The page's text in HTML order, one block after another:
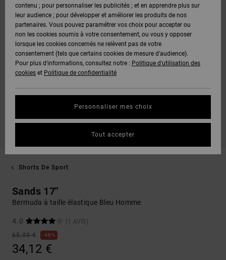
Shorts De Sport
Sands 17"
Bermuda à taille élastique Bleu Homme
4.0
(1 AVIS)
65,00 €
48%
34,12 €
contenu ; pour personnaliser les publicités ; et en apprendre plus sur
leur audience ; pour développer et améliorer les produits de nos
partenaires. Vous pouvez paramétrer vos choix pour accepter ou
non les cookies soumis à votre consentement, ou vous y opposer
lorsque les cookies concernés ne relèvent pas de votre
consentement (tels que certains cookies de mesure d’audience).
Pour plus d'informations, consultez notre : Politique d'utilisation des
cookies et Politique de confidentialité
Personnaliser mes choix
Tout accepter